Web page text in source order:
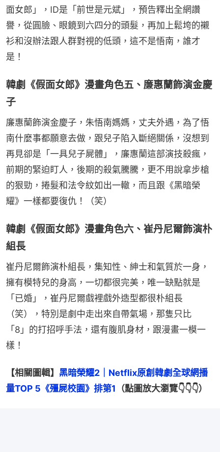
面女郎」，ID是「前世是元斌」，預告釋出全網讚
譽，從圓臉、眼鏡到六四分的頭髮，再加上鬆垮的襯
衫和沒辦法跟人群對視的低頭，這不是悟南，誰才
是！
韓劇《假面女郎》漫畫角色五、廉惠蘭飾演金慶
子
廉惠蘭飾演金慶子，朱悟南媽媽，丈夫外遇，為了悟
南什麼事都願意去做，跟兒子陷入斷絕關係，沒想到
再見卻是「一具兒子屍體」，廉惠蘭這部演技殺瘋，
前期的緊迫盯人，後期的殺氣騰騰，更不用說拿步槍
的狠勁，捲髮和法令紋如出一轍，而且跟《黑暗榮
耀》一樣都要復仇！（笑）
韓劇《假面女郎》漫畫角色六、崔丹尼爾飾演朴
組長
崔丹尼爾飾演朴組長，集知性、紳士和氣質於一身，
擁有模特兒的身高，一切都很完美，唯一缺點就是
「已婚」，崔丹尼爾戲裡戲外造型都很朴組長
（笑），特別是劇中走出來自帶氣場，那隻只比
「8」的打招呼手法，還有腹肌身材，跟漫畫一模一
樣！
【相關圖輯】 黑暗榮耀2｜Netflix原創韓劇全球網播
量TOP 5《殭屍校園》排第1 （點圖放大瀏覽👇👇👇）